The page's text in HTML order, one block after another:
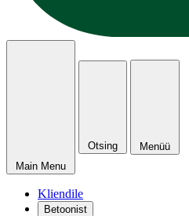
Main Menu
Otsing Menüü
Kliendile
Betoonist